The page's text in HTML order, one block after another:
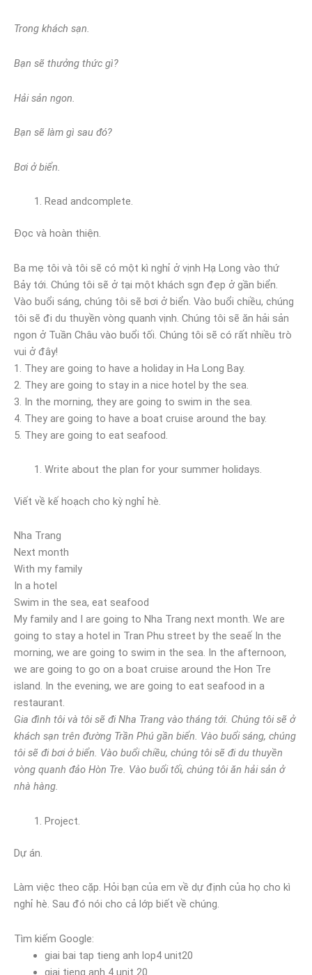
Trong khách sạn.
Bạn sẽ thưởng thức gì?
Hải sản ngon.
Bạn sẽ làm gì sau đó?
Bơi ở biển.
Read andcomplete.
Đọc và hoàn thiện.
Ba mẹ tôi và tôi sẽ có một kì nghỉ ở vịnh Hạ Long vào thứ
Bảy tới. Chúng tôi sẽ ở tại một khách sgn đẹp ở gần biển.
Vào buổi sáng, chúng tôi sẽ bơi ở biển. Vào buổi chiều, chúng
tôi sẽ đi du thuyền vòng quanh vịnh. Chúng tôi sẽ ăn hải sản
ngon ở Tuần Châu vào buổi tối. Chúng tôi sẽ có rất nhiều trò
vui ở đây!
1. They are going to have a holiday in Ha Long Bay.
2. They are going to stay in a nice hotel by the sea.
3. In the morning, they are going to swim in the sea.
4. They are going to have a boat cruise around the bay.
5. They are going to eat seafood.
Write about the plan for your summer holidays.
Viết về kế hoạch cho kỳ nghỉ hè.
Nha Trang
Next month
With my family
In a hotel
Swim in the sea, eat seafood
My family and I are going to Nha Trang next month. We are
going to stay a hotel in Tran Phu street by the seaế In the
morning, we are going to swim in the sea. In the afternoon,
we are going to go on a boat cruise around the Hon Tre
island. In the evening, we are going to eat seafood in a
restaurant.
Gia đình tôi và tôi sẽ đi Nha Trang vào tháng tới. Chúng tôi sẽ ở
khách sạn trên đường Trần Phú gần biển. Vào buổi sáng, chúng
tôi sẽ đi bơi ở biển. Vào buổi chiều, chúng tôi sẽ đi du thuyền
vòng quanh đảo Hòn Tre. Vào buổi tối, chúng tôi ăn hải sản ở
nhà hàng.
Project.
Dự án.
Làm việc theo cặp. Hỏi bạn của em về dự định của họ cho kì
nghỉ hè. Sau đó nói cho cả lớp biết về chúng.
Tìm kiếm Google:
giai bai tap tieng anh lop4 unit20
giai tieng anh 4 unit 20